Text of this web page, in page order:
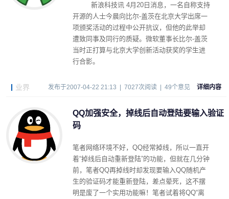
新浪科技讯 4月20日消息，一名自称支持
开源的人士今晨向比尔-盖茨在北京大学出席一
项颁奖活动的过程中公开抗议，但他的此举却
遭致同事及同行的质疑。微软董事长比尔-盖茨
当时正打算与北京大学创新活动获奖的学生进
行合影。
业界 发布于2007-04-22 21:13 | 7027次阅读 | 49个意见 详细内容
QQ加强安全，掉线后自动登陆要输入验证
码
笔者网络环境不好，QQ经常掉线，所以一直开
着“掉线后自动重新登陆”的功能，但就在几分钟
前，笔者QQ再掉线时却发现要输入QQ随机产
生的验证码才能重新登陆，差点晕死，这不摆
明是废了一个实用功能嘛！笔者试着将QQ“离